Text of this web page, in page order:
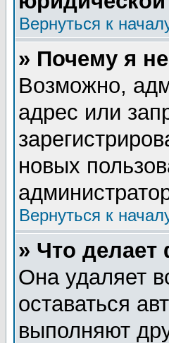
Вернуться к
» Почему я
Возможно,
адрес или
новых
Вернуться к
» Что
Она удаляет
оставаться
выполняют